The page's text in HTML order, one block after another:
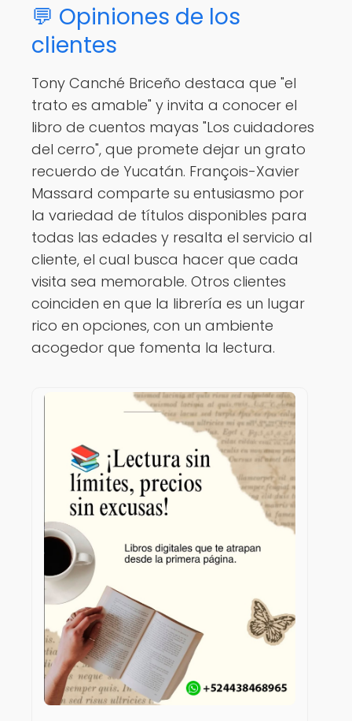
💬 Opiniones de los
clientes
Tony Canché Briceño destaca que "el
trato es amable" y invita a conocer el
libro de cuentos mayas "Los cuidadores
del cerro", que promete dejar un grato
recuerdo de Yucatán. François-Xavier
Massard comparte su entusiasmo por
la variedad de títulos disponibles para
todas las edades y resalta el servicio al
cliente, el cual busca hacer que cada
visita sea memorable. Otros clientes
coinciden en que la librería es un lugar
rico en opciones, con un ambiente
acogedor que fomenta la lectura.